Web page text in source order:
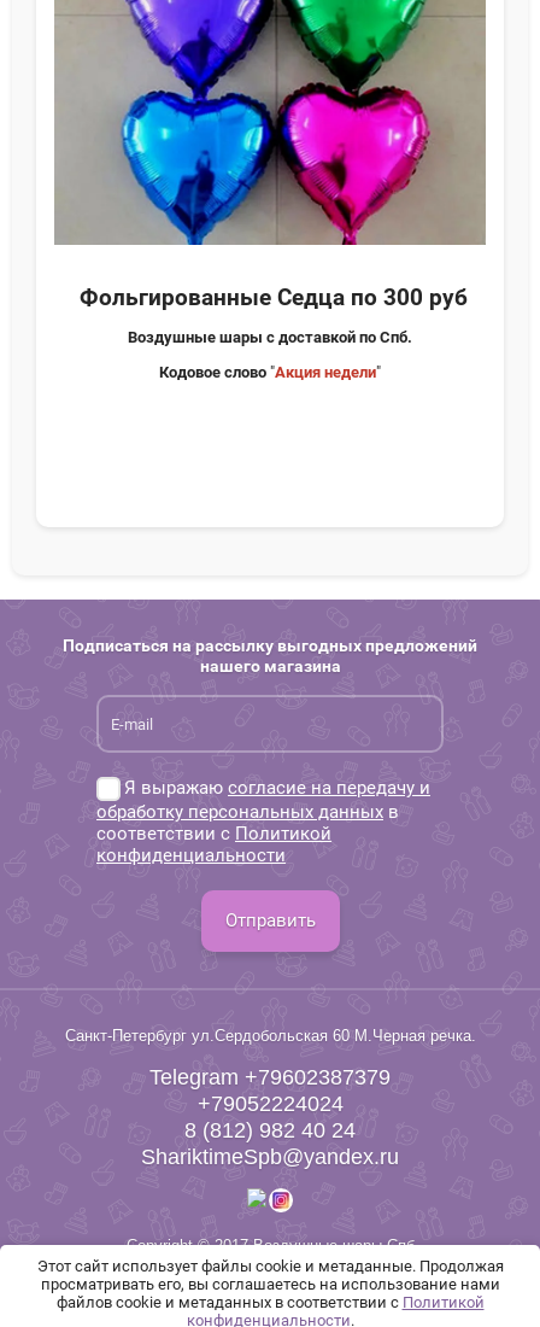
Этот сайт использует файлы cookie и метаданные. Продолжая
просматривать его, вы соглашаетесь на использование нами
файлов cookie и метаданных в соответствии с Политикой
конфиденциальности.
Фольгированные Седца по 300 руб
Воздушные шары с доставкой по Спб.
Кодовое слово "Акция недели"
Подписаться на рассылку выгодных предложений
нашего магазина
Я выражаю согласие на передачу и
обработку персональных данных в
соответствии с Политикой
конфиденциальности
Отправить
Санкт-Петербург ул.Сердобольская 60 М.Черная речка.
Telegram +79602387379
+79052224024
8 (812) 982 40 24
ShariktimeSpb@yandex.ru
Copyright © 2017 Воздушные шары Спб